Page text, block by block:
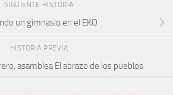
SIGUIENTE HISTORIA
un gimnasio en el EKO
HISTORIA PREVIA
asamblea El abrazo de los pueblos